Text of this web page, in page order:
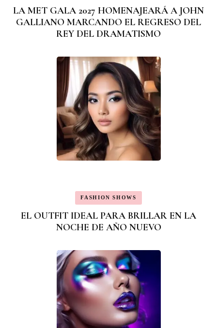
LA MET GALA 2027 HOMENAJEARÁ A JOHN
GALLIANO MARCANDO EL REGRESO DEL
REY DEL DRAMATISMO
FASHION SHOWS
EL OUTFIT IDEAL PARA BRILLAR EN LA
NOCHE DE AÑO NUEVO